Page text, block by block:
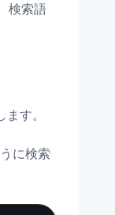
検索語
す。
に検索